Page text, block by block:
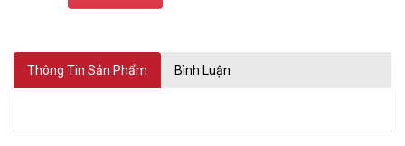
Thông Tin Sản Phẩm Bình Luận